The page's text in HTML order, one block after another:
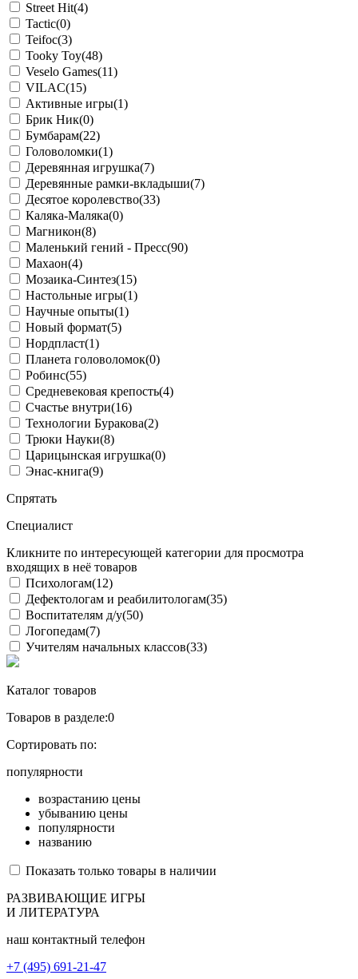
Street Hit(4)
Tactic(0)
Teifoc(3)
Tooky Toy(48)
Veselo Games(11)
VILAC(15)
Активные игры(1)
Брик Ник(0)
Бумбарам(22)
Головоломки(1)
Деревянная игрушка(7)
Деревянные рамки-вкладыши(7)
Десятое королевство(33)
Каляка-Маляка(0)
Магникон(8)
Маленький гений - Пресс(90)
Махаон(4)
Мозаика-Синтез(15)
Настольные игры(1)
Научные опыты(1)
Новый формат(5)
Нордпласт(1)
Планета головоломок(0)
Робинс(55)
Средневековая крепость(4)
Счастье внутри(16)
Технологии Буракова(2)
Трюки Науки(8)
Царицынская игрушка(0)
Энас-книга(9)
Спрятать
Специалист
Кликните по интересующей категории для просмотра
входящих в неё товаров
Психологам(12)
Дефектологам и реабилитологам(35)
Воспитателям д/у(50)
Логопедам(7)
Учителям начальных классов(33)
Каталог товаров
Товаров в разделе:0
Сортировать по:
популярности
возрастанию цены
убыванию цены
популярности
названию
Показать только товары в наличии
РАЗВИВАЮЩИЕ ИГРЫ
И ЛИТЕРАТУРА
наш контактный телефон
+7 (495) 691-21-47